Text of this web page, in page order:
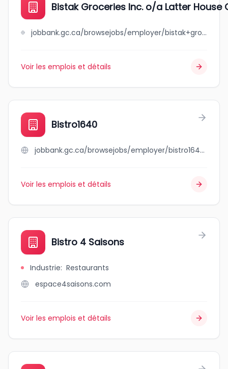
Bistak Groceries Inc. o/a Latter House
jobbank.gc.ca/browsejobs/employer/bistak+groceries+inc.+o%2Fa+latter+house+glory+foods/ca
Voir les emplois et détails
Bistro1640
jobbank.gc.ca/browsejobs/employer/bistro1640/ca
Voir les emplois et détails
Bistro 4 Saisons
Industrie: Restaurants
espace4saisons.com
Voir les emplois et détails